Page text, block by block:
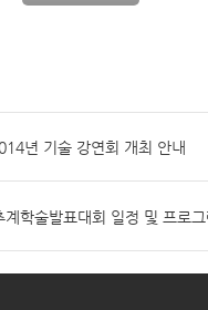
년 기술 강연회 개최 안내
학술발표대회 일정 및 프로